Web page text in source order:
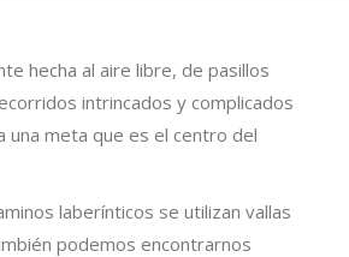
hecha al aire libre, de pasillos
intrincados y complicados
una meta que es el centro del
laberínticos se utilizan vallas
podemos encontrarnos